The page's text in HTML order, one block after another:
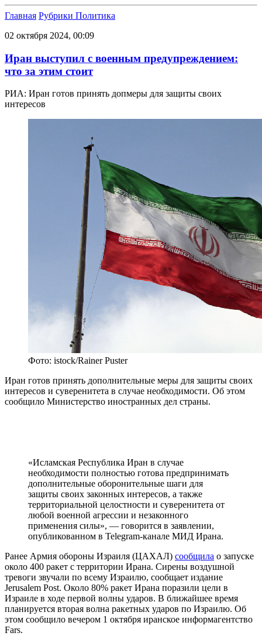
Главная Рубрики Политика
02 октября 2024, 00:09
Иран выступил с военным предупреждением:
что за этим стоит
РИА: Иран готов принять допмеры для защиты своих
интересов
Фото: istock/Rainer Puster
Иран готов принять дополнительные меры для защиты своих
интересов и суверенитета в случае необходимости. Об этом
сообщило Министерство иностранных дел страны.
«Исламская Республика Иран в случае
необходимости полностью готова предпринимать
дополнительные оборонительные шаги для
защиты своих законных интересов, а также
территориальной целостности и суверенитета от
любой военной агрессии и незаконного
применения силы», — говорится в заявлении,
опубликованном в Telegram-канале МИД Ирана.
Ранее Армия обороны Израиля (ЦАХАЛ) сообщила о запуске
около 400 ракет с территории Ирана. Сирены воздушной
тревоги звучали по всему Израилю, сообщает издание
Jerusalem Post. Около 80% ракет Ирана поразили цели в
Израиле в ходе первой волны ударов. В ближайшее время
планируется вторая волна ракетных ударов по Израилю. Об
этом сообщило вечером 1 октября иранское информагентство
Fars.